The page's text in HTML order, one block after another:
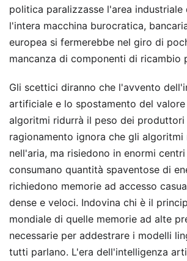
politica paralizzasse l'area industriale
l'intera macchina burocratica,
europea si fermerebbe nel giro di
mancanza di componenti di ricambio
Gli scettici diranno che l'avvento
artificiale e lo spostamento del
algoritmi ridurrà il peso dei produttori
ragionamento ignora che gli algoritmi
nell'aria, ma risiedono in enormi
consumano quantità spaventose di
richiedono memorie ad accesso
dense e veloci. Indovina chi è il
mondiale di quelle memorie ad alte
necessarie per addestrare i modelli
tutti parlano. L'era dell'intelligenza